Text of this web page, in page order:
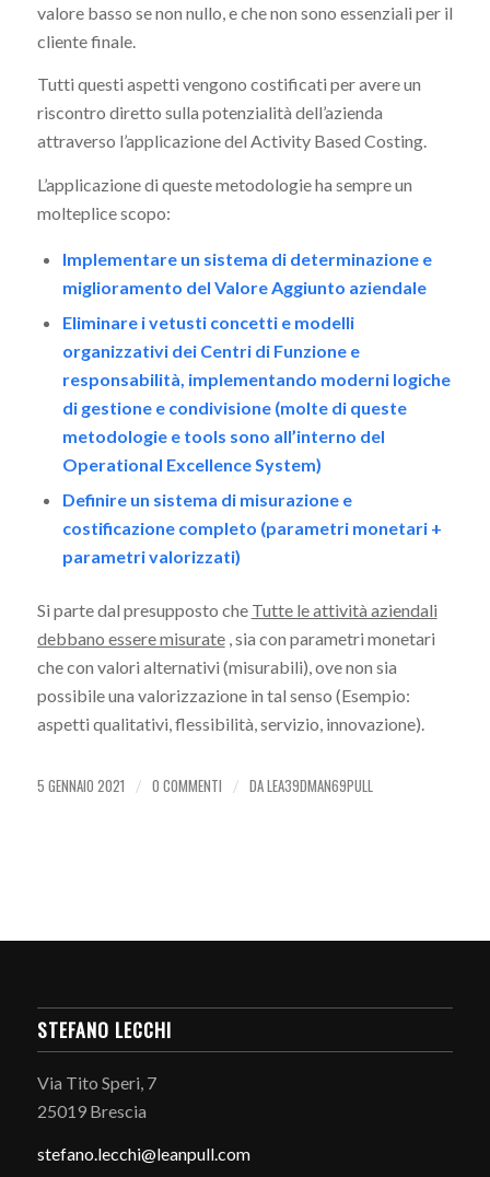
valore basso se non nullo, e che non sono essenziali per il
cliente finale.
Tutti questi aspetti vengono costificati per avere un
riscontro diretto sulla potenzialità dell’azienda
attraverso l’applicazione del Activity Based Costing.
L’applicazione di queste metodologie ha sempre un
molteplice scopo:
Implementare un sistema di determinazione e
miglioramento del Valore Aggiunto aziendale
Eliminare i vetusti concetti e modelli
organizzativi dei Centri di Funzione e
responsabilità, implementando moderni logiche
di gestione e condivisione (molte di queste
metodologie e tools sono all’interno del
Operational Excellence System)
Definire un sistema di misurazione e
costificazione completo (parametri monetari +
parametri valorizzati)
Si parte dal presupposto che Tutte le attività aziendali
debbano essere misurate, sia con parametri monetari
che con valori alternativi (misurabili), ove non sia
possibile una valorizzazione in tal senso (Esempio:
aspetti qualitativi, flessibilità, servizio, innovazione).
5 GENNAIO 2021 / 0 COMMENTI / DALEA39DMAN69PULL
STEFANO LECCHI
Via Tito Speri, 7
25019 Brescia
stefano.lecchi@leanpull.com